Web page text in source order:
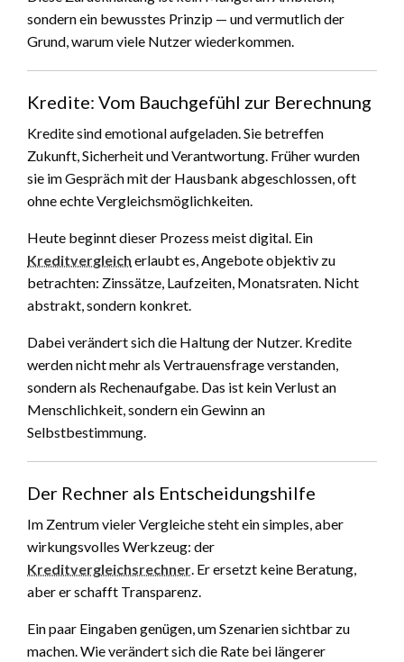
sondern ein bewusstes Prinzip — und vermutlich der
Grund, warum viele Nutzer wiederkommen.
Kredite: Vom Bauchgefühl zur Berechnung
Kredite sind emotional aufgeladen. Sie betreffen
Zukunft, Sicherheit und Verantwortung. Früher wurden
sie im Gespräch mit der Hausbank abgeschlossen, oft
ohne echte Vergleichsmöglichkeiten.
Heute beginnt dieser Prozess meist digital. Ein
Kreditvergleich erlaubt es, Angebote objektiv zu
betrachten: Zinssätze, Laufzeiten, Monatsraten. Nicht
abstrakt, sondern konkret.
Dabei verändert sich die Haltung der Nutzer. Kredite
werden nicht mehr als Vertrauensfrage verstanden,
sondern als Rechenaufgabe. Das ist kein Verlust an
Menschlichkeit, sondern ein Gewinn an
Selbstbestimmung.
Der Rechner als Entscheidungshilfe
Im Zentrum vieler Vergleiche steht ein simples, aber
wirkungsvolles Werkzeug: der
Kreditvergleichsrechner. Er ersetzt keine Beratung,
aber er schafft Transparenz.
Ein paar Eingaben genügen, um Szenarien sichtbar zu
machen. Wie verändert sich die Rate bei längerer